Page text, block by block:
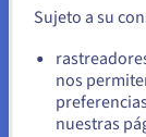
tiempo récord
Descubrir
Sujeto a su
nos
nuestras